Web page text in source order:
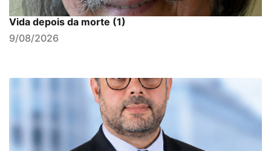
Vida depois da morte (1)
9/08/2026